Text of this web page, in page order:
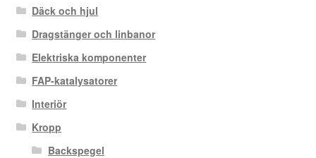
Däck och hjul
Dragstänger och linbanor
Elektriska komponenter
FAP-katalysatorer
Interiör
Kropp
Backspegel